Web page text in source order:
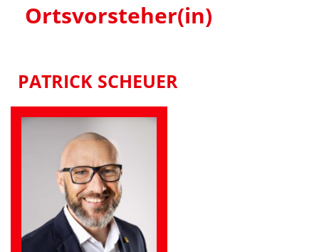
Ortsvorsteher(in)
PATRICK SCHEUER